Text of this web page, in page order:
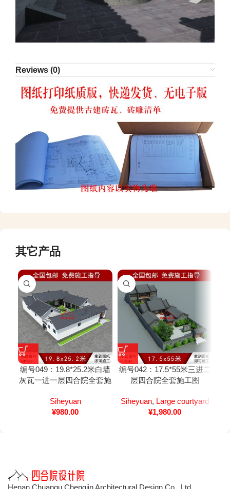
Reviews (0)
其它产品
编号049：19.8*25.2米白墙
灰瓦一进一层四合院全套施
Siheyuan
¥980.00
编号042：17.5*55米三进二
层四合院全套施工图
Siheyuan, Large courtyard
¥1,980.00
Henan Chuangu Chengjin Architectural Design Co., Ltd